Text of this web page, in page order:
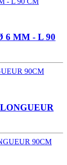
6 MM - L 90